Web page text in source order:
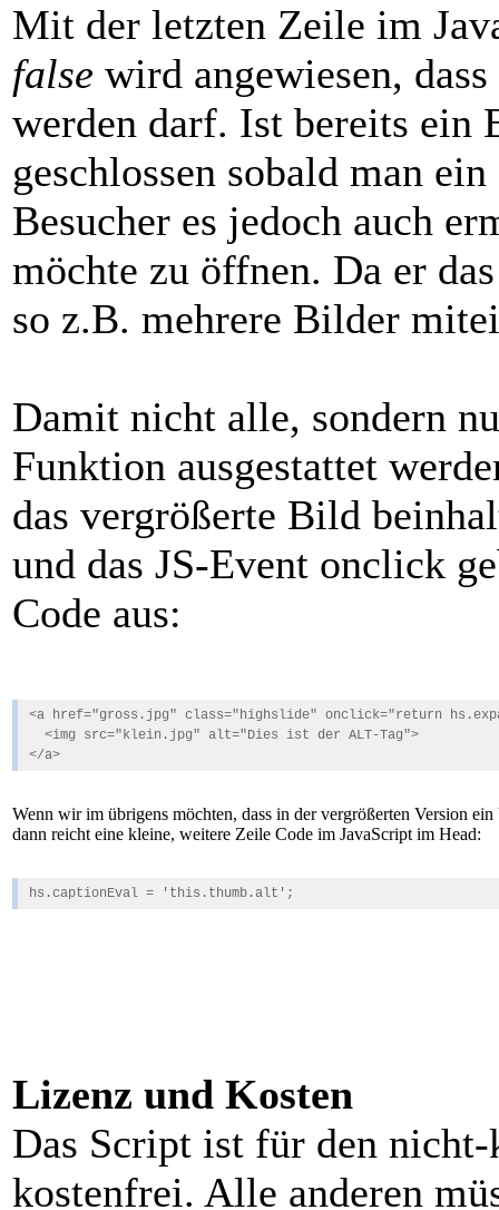
Mit der letzten Zeile im
false wird angewiesen,
werden darf. Ist bereits ein
geschlossen sobald man
Besucher es jedoch auch
möchte zu öffnen. Da er
so z.B. mehrere Bilder
Damit nicht alle, sondern
Funktion ausgestattet
das vergrößerte Bild
und das JS-Event onclick
Code aus:
<a href="gross.jpg" class="highslide" onclick="return
<img src="klein.jpg" alt="Dies ist der ALT-Tag">
</a>
Wenn wir im übrigens möchten, dass in der vergrößerten Version
dann reicht eine kleine, weitere Zeile Code im JavaScript im Head:
hs.captionEval = 'this.thumb.alt';
Lizenz und Kosten
Das Script ist für den
kostenfrei. Alle anderen